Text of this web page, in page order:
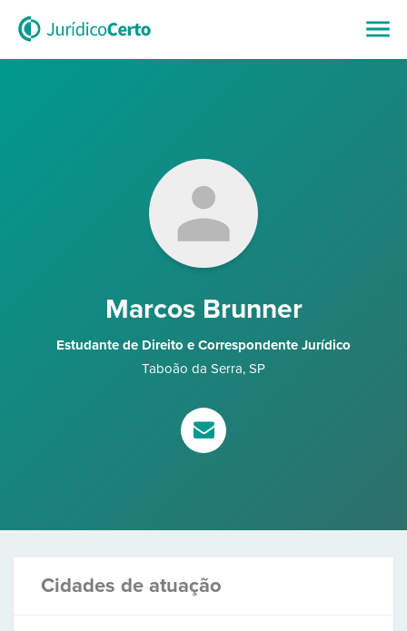
Marcos Brunner
Estudante de Direito e Correspondente Jurídico
Taboão da Serra, SP
Cidades de atuação